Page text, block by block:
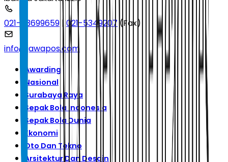
021-53699659 |021-5349207(Fax)
info@jawapos.com
Awarding
Nasional
Surabaya Raya
Sepak Bola Indonesia
Sepak Bola Dunia
Ekonomi
Oto Dan Tekno
Arsitektur Dan Desain